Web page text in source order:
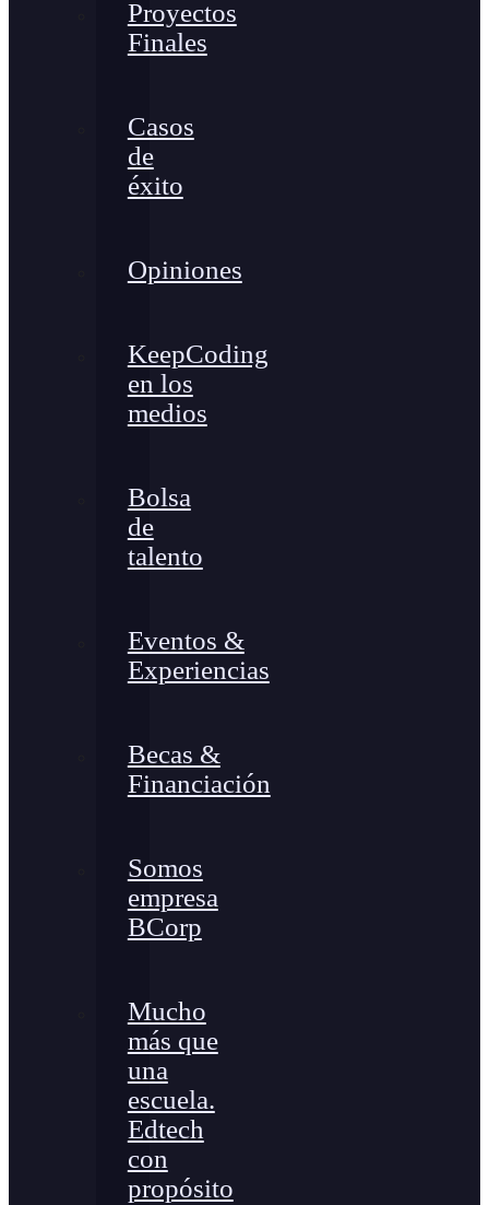
Proyectos
Finales
Casos
de
éxito
Opiniones
KeepCoding
en los
medios
Bolsa
de
talento
Eventos &
Experiencias
Becas &
Financiación
Somos
empresa
BCorp
Mucho
más que
una
escuela.
Edtech
con
propósito